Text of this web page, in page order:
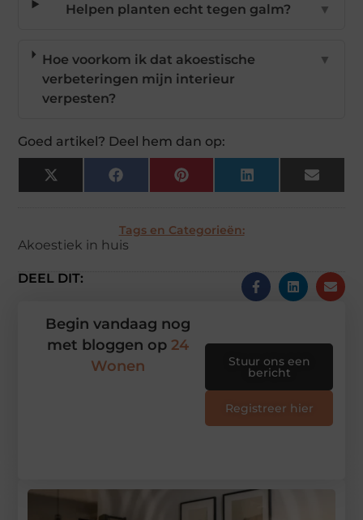
Helpen planten echt tegen galm? ▼
Hoe voorkom ik dat akoestische
verbeteringen mijn interieur
verpesten?
▼
Goed artikel? Deel hem dan op:
X
(Twitter)
FacebookPinterestLinkedIn Email
Tags en Categorieën:
Akoestiek in huis
DEEL DIT:
Begin vandaag nog
met bloggen op 24
Wonen
Stuur ons een
bericht
Registreer hier